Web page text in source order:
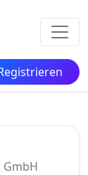
GmbH